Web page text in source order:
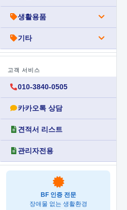
생활용품
기타
고객 서비스
010-3840-0505
카카오톡 상담
견적서 리스트
관리자전용
BF 인증 전문
장애물 없는 생활환경